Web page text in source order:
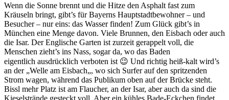
Wenn die Sonne brennt und die Hitze den Asphalt fast zum
Kräuseln bringt, gibt’s für Bayerns Hauptstadtbewohner – und
Besucher – nur eins: das Wasser finden! Zum Glück gibt’s in
München eine Menge davon. Viele Brunnen, den Eisbach oder auch
die Isar. Der Englische Garten ist zurzeit gerappelt voll, die
Menschen zieht’s ins Nass, sogar da, wo das Baden
eigentlich ausdrücklich verboten ist 😉 Und richtig heiß-kalt wird’s
an der „Welle am Eisbach„, wo sich Surfer auf den spritzenden
Strom wagen, während das Publikum oben auf der Brücke steht.
Bissl mehr Platz ist am Flaucher, an der Isar, aber auch da sind die
Kieselstrände gesteckt voll. Aber ein kühles Bade-Eckchen findet